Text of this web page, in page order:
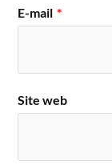
E-mail *
Site web